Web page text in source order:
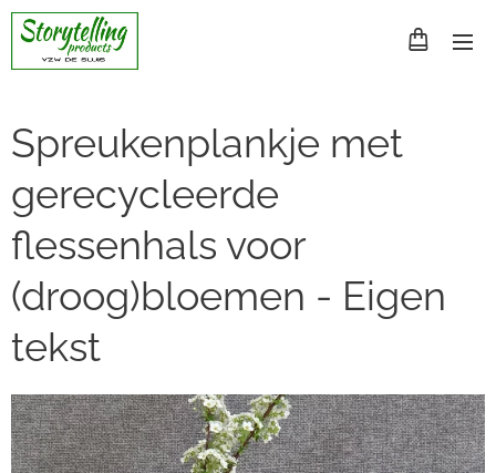
Spreukenplankje met
gerecycleerde
flessenhals voor
(droog)bloemen - Eigen
tekst